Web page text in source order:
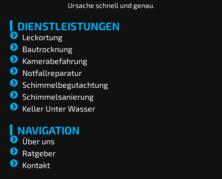
Ursache schnell und genau.
DIENSTLEISTUNGEN
Leckortung
Bautrocknung
Kamerabefahrung
Notfallreparatur
Schimmelbegutachtung
Schimmelsanierung
Keller Unter Wasser
NAVIGATION
Über uns
Ratgeber
Kontakt